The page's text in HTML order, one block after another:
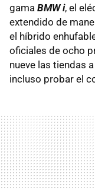
gama BMW i, el
extendido de
el híbrido
oficiales de ocho
nueve las tiendas
incluso probar el